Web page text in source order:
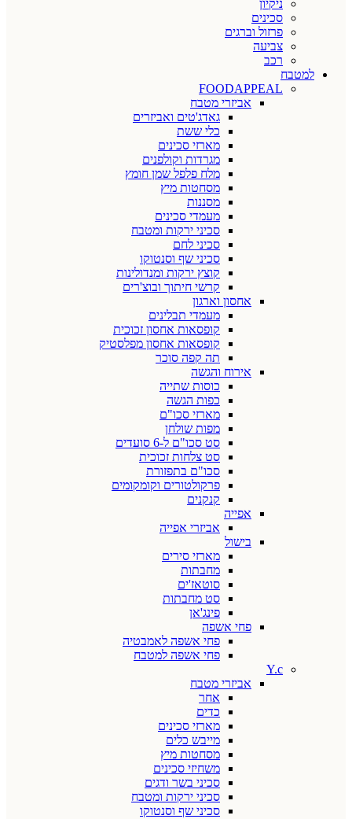
ניקיון
סכינים
פרזול וברגים
צביעה
רכב
למטבח
FOODAPPEAL
אביזרי מטבח
גאדג'טים ואביזרים
כלי ששת
מארזי סכינים
מגרדות וקולפנים
מלח פלפל שמן חומץ
מסחטות מיץ
מסננות
מעמדי סכינים
סכיני ירקות ומטבח
סכיני לחם
סכיני שף וסנטוקו
קוצץ ירקות ומנדולינות
קרשי חיתוך ובוצ'רים
אחסון וארגון
מעמדי תבלינים
קופסאות אחסון זכוכית
קופסאות אחסון מפלסטיק
תה קפה סוכר
אירוח והגשה
כוסות שתייה
כפות הגשה
מארזי סכו"ם
מפות שולחן
סט סכו"ם ל-6 סועדים
סט צלחות זכוכית
סכו"ם בתפזורת
פרקולטורים וקומקומים
קנקנים
אפייה
אביזרי אפייה
בישול
מארזי סירים
מחבתות
סוטאז'ים
סט מחבתות
פינג'אן
פחי אשפה
פחי אשפה לאמבטיה
פחי אשפה למטבח
Y.c
אביזרי מטבח
אחר
כדים
מארזי סכינים
מייבש כלים
מסחטות מיץ
משחיזי סכינים
סכיני בשר ודגים
סכיני ירקות ומטבח
סכיני שף וסנטוקו